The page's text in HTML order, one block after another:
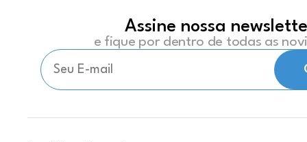
Assine nossa
e fique por dentro de todas as